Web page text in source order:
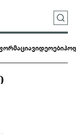
ვიდეოები